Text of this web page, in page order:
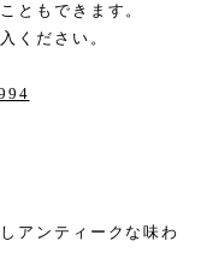
ともできます。
ください。
アンティークな味わ